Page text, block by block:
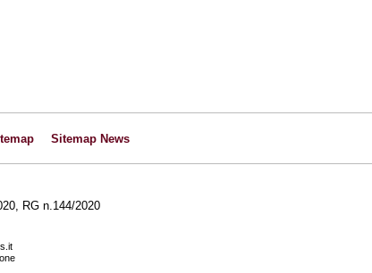
Sitemap News
RG n.144/2020